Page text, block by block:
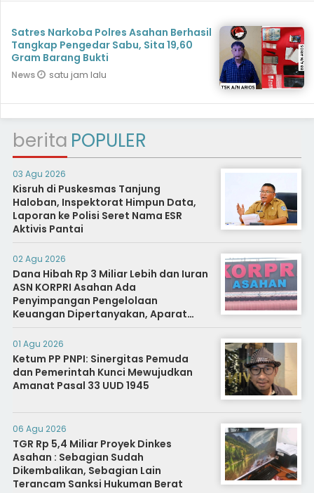
Satres Narkoba Polres Asahan Berhasil
Tangkap Pengedar Sabu, Sita 19,60
Gram Barang Bukti
News satu jam lalu
berita POPULER
03 Agu 2026
Kisruh di Puskesmas Tanjung
Haloban, Inspektorat Himpun Data,
Laporan ke Polisi Seret Nama ESR
Aktivis Pantai
02 Agu 2026
Dana Hibah Rp 3 Miliar Lebih dan Iuran
ASN KORPRI Asahan Ada
Penyimpangan Pengelolaan
Keuangan Dipertanyakan, Aparat
Diminta Segera Usut
01 Agu 2026
Ketum PP PNPI: Sinergitas Pemuda
dan Pemerintah Kunci Mewujudkan
Amanat Pasal 33 UUD 1945
06 Agu 2026
TGR Rp 5,4 Miliar Proyek Dinkes
Asahan : Sebagian Sudah
Dikembalikan, Sebagian Lain
Terancam Sanksi Hukuman Berat